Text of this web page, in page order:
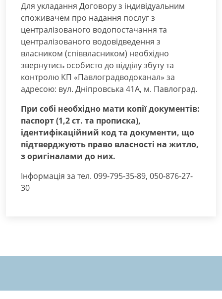
Для укладання Договору з індивідуальним
споживачем про надання послуг з
централізованого водопостачання та
централізованого водовідведення з
власником (співвласником) необхідно
звернутись особисто до відділу збуту та
контролю КП «Павлоградводоканал» за
адресою: вул. Дніпровська 41А, м. Павлоград.
При собі необхідно мати копії документів:
паспорт (1,2 ст. та прописка),
ідентифікаційний код та документи, що
підтверджують право власності на житло,
з оригіналами до них.
Інформація за тел. 099-795-35-89, 050-876-27-
30